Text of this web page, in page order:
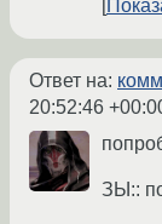
Ответ на:
20:52:46
ЗЫ::